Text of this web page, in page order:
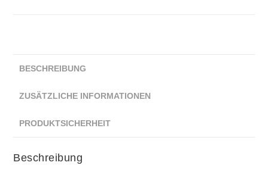
BESCHREIBUNG
ZUSÄTZLICHE INFORMATIONEN
PRODUKTSICHERHEIT
Beschreibung